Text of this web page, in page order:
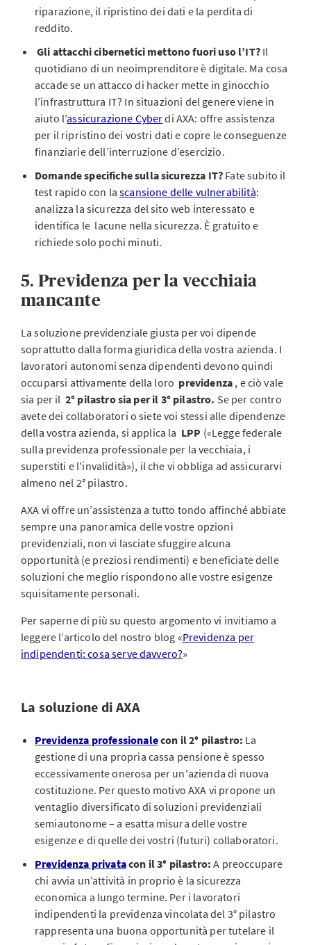
riparazione, il ripristino dei dati e la perdita di
reddito.
Gli attacchi cibernetici mettono fuori uso l’IT? Il
quotidiano di un neoimprenditore è digitale. Ma cosa
accade se un attacco di hacker mette in ginocchio
l’infrastruttura IT? In situazioni del genere viene in
aiuto l’assicurazione Cyberdi AXA: offre assistenza
per il ripristino dei vostri dati e copre le conseguenze
finanziarie dell’interruzione d’esercizio.
Domande specifiche sulla sicurezza IT? Fate subito il
test rapido con lascansione delle vulnerabilità:
analizza la sicurezza del sito web interessato e
identifica le lacune nella sicurezza. È gratuito e
richiede solo pochi minuti.
5. Previdenza per la vecchiaia
mancante
La soluzione previdenziale giusta per voi dipende
soprattutto dalla forma giuridica della vostra azienda. I
lavoratori autonomi senza dipendenti devono quindi
occuparsi attivamente della loro previdenza , e ciò vale
sia per il 2° pilastro sia per il 3° pilastro. Se per contro
avete dei collaboratori o siete voi stessi alle dipendenze
della vostra azienda, si applica la LPP («Legge federale
sulla previdenza professionale per la vecchiaia, i
superstiti e l'invalidità»), il che vi obbliga ad assicurarvi
almeno nel 2° pilastro.
AXA vi offre un’assistenza a tutto tondo affinché abbiate
sempre una panoramica delle vostre opzioni
previdenziali, non vi lasciate sfuggire alcuna
opportunità (e preziosi rendimenti) e beneficiate delle
soluzioni che meglio rispondono alle vostre esigenze
squisitamente personali.
Per saperne di più su questo argomento vi invitiamo a
leggere l’articolo del nostro blog «Previdenza per
indipendenti: cosa serve davvero?»
La soluzione di AXA
Previdenza professionalecon il 2° pilastro: La
gestione di una propria cassa pensione è spesso
eccessivamente onerosa per un'azienda di nuova
costituzione. Per questo motivo AXA vi propone un
ventaglio diversificato di soluzioni previdenziali
semiautonome – a esatta misura delle vostre
esigenze e di quelle dei vostri (futuri) collaboratori.
Previdenza privatacon il 3° pilastro: A preoccupare
chi avvia un’attività in proprio è la sicurezza
economica a lungo termine. Per i lavoratori
indipendenti la previdenza vincolata del 3° pilastro
rappresenta una buona opportunità per tutelare il